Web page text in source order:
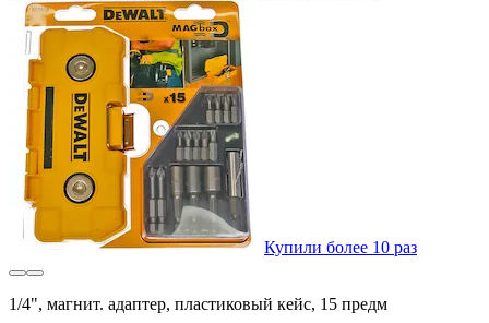
Купили более 10 раз
1/4", магнит. адаптер, пластиковый кейс, 15 предм